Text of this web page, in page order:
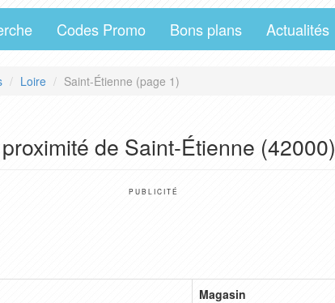
Codes Promo Bons plans Actualités
Loire Saint-Étienne (page 1)
de Saint-Étienne (42000)
PUBLICITÉ
Magasin